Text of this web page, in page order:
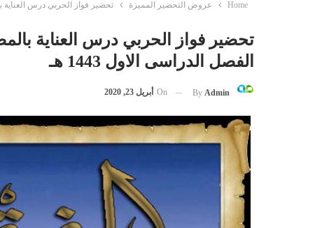
Home عروض التحضير المميزة تحضير فواز الحربي درس العناية
تحضير فواز الحربي درس العناية
الفصل الدراسى الاول 1443 هـ
By Admin
On أبريل 23, 2020